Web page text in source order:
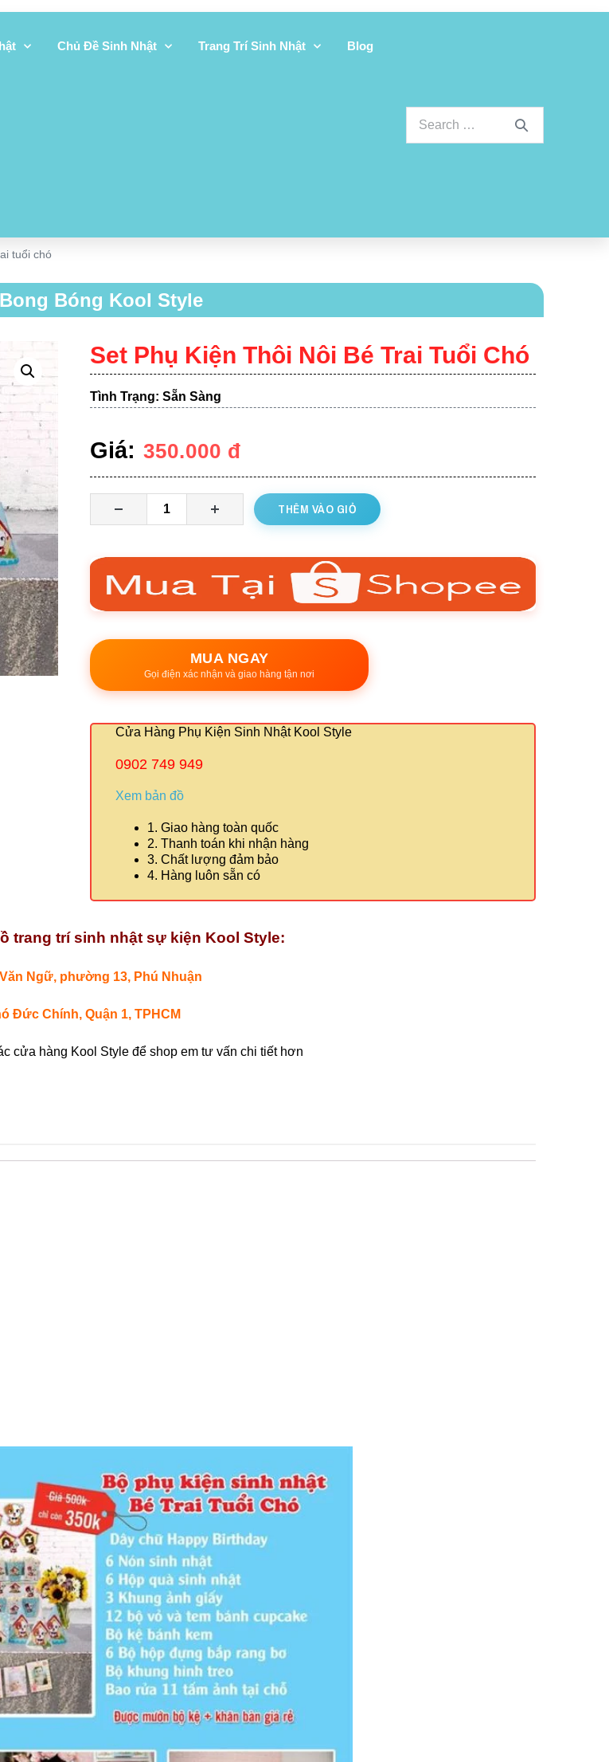
Chủ Đề Sinh Nhật Trang Trí Sinh Nhật Blog
tuổi chó
Bóng Kool Style
Set Phụ Kiện Thôi Nôi Bé Trai Tuổi Chó
Tình Trạng: Sẵn Sàng
Giá: 350.000 đ
THÊM VÀO GIỎ
MUA NGAY
Gọi điện xác nhận và giao hàng tận nơi
Cửa Hàng Phụ Kiện Sinh Nhật Kool Style
0902 749 949
Xem bản đồ
1. Giao hàng toàn quốc
2. Thanh toán khi nhận hàng
3. Chất lượng đảm bảo
4. Hàng luôn sẵn có
trang trí sinh nhật sự kiện Kool Style:
Ngữ, phường 13, Phú Nhuận
Đức Chính, Quận 1, TPHCM
cửa hàng Kool Style để shop em tư vấn chi tiết hơn